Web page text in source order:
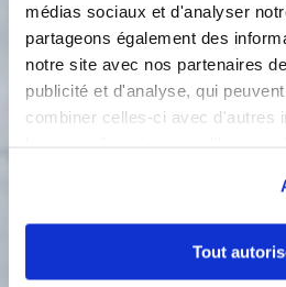
médias sociaux et d'analyser
partageons également des
notre site avec nos partenaires
publicité et d'analyse, qui
combiner celles-ci avec d'autres
Tout
1
Sortir la valeur
en conservant
Ajouter le